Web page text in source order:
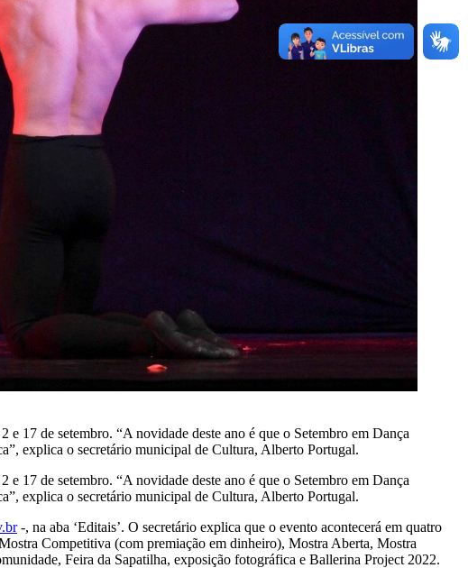
e 17 de setembro. “A novidade deste ano é que o Setembro em Dança
explica o secretário municipal de Cultura, Alberto Portugal.
e 17 de setembro. “A novidade deste ano é que o Setembro em Dança
explica o secretário municipal de Cultura, Alberto Portugal.
-, na aba ‘Editais’. O secretário explica que o evento acontecerá em quatro
Competitiva (com premiação em dinheiro), Mostra Aberta, Mostra
Feira da Sapatilha, exposição fotográfica e Ballerina Project 2022.